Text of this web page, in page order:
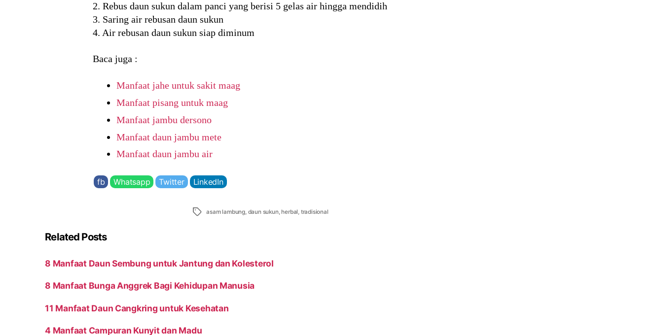
2. Rebus daun sukun dalam panci yang berisi 5 gelas air hingga mendidih
3. Saring air rebusan daun sukun
4. Air rebusan daun sukun siap diminum
Baca juga :
Manfaat jahe untuk sakit maag
Manfaat pisang untuk maag
Manfaat jambu dersono
Manfaat daun jambu mete
Manfaat daun jambu air
fb Whatsapp Twitter LinkedIn
Tags asam lambung daun sukun ,herbal tradisional
Related Posts
8 Manfaat Daun Sembung untuk Jantung dan Kolesterol
8 Manfaat Bunga Anggrek Bagi Kehidupan Manusia
11 Manfaat Daun Cangkring untuk Kesehatan
4 Manfaat Campuran Kunyit dan Madu